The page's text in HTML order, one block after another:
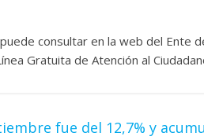
consultar en la web del Ente
Gratuita de Atención al
fue del 12,7% y